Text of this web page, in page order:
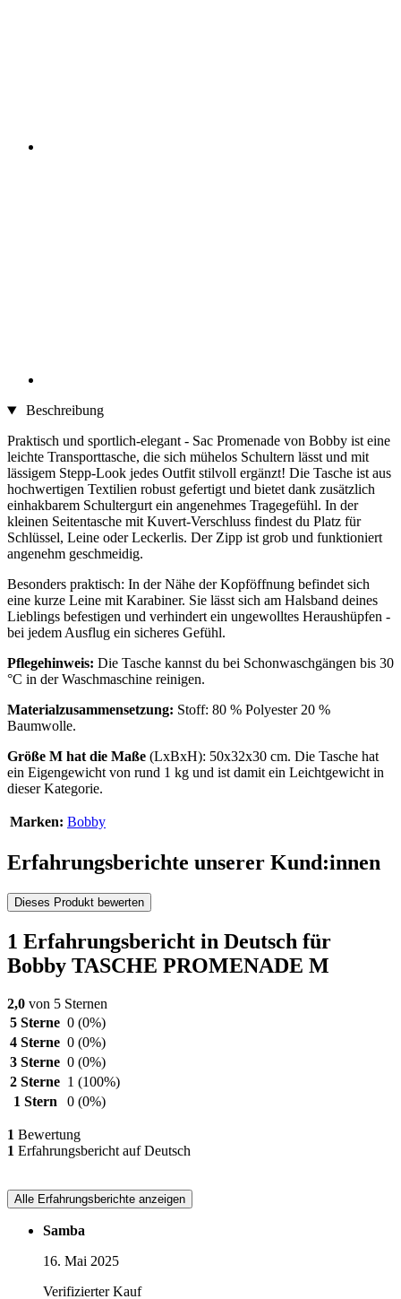
Beschreibung
Praktisch und sportlich-elegant - Sac Promenade von Bobby ist eine
leichte Transporttasche, die sich mühelos Schultern lässt und mit
lässigem Stepp-Look jedes Outfit stilvoll ergänzt! Die Tasche ist aus
hochwertigen Textilien robust gefertigt und bietet dank zusätzlich
einhakbarem Schultergurt ein angenehmes Tragegefühl. In der
kleinen Seitentasche mit Kuvert-Verschluss findest du Platz für
Schlüssel, Leine oder Leckerlis. Der Zipp ist grob und funktioniert
angenehm geschmeidig.
Besonders praktisch: In der Nähe der Kopföffnung befindet sich
eine kurze Leine mit Karabiner. Sie lässt sich am Halsband deines
Lieblings befestigen und verhindert ein ungewolltes Heraushüpfen -
bei jedem Ausflug ein sicheres Gefühl.
Pflegehinweis: Die Tasche kannst du bei Schonwaschgängen bis 30
°C in der Waschmaschine reinigen.
Materialzusammensetzung: Stoff: 80 % Polyester 20 %
Baumwolle.
Größe M hat die Maße (LxBxH): 50x32x30 cm. Die Tasche hat
ein Eigengewicht von rund 1 kg und ist damit ein Leichtgewicht in
dieser Kategorie.
Marken: Bobby
Erfahrungsberichte unserer Kund:innen
Dieses Produkt bewerten
1 Erfahrungsbericht in Deutsch für
Bobby TASCHE PROMENADE M
2,0 von 5 Sternen
5 Sterne 0 (0%)
4 Sterne 0 (0%)
3 Sterne 0 (0%)
2 Sterne 1 (100%)
1 Stern
0 (0%)
1 Bewertung
1 Erfahrungsbericht auf Deutsch
Alle Erfahrungsberichte anzeigen
Samba
16. Mai 2025
Verifizierter Kauf